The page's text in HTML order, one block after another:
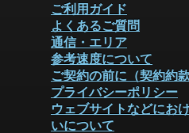
ご利用ガイド
よくあるご質問
通信・エリア
参考速度について
ご契約の前に（契約約
プライバシーポリシー
ウェブサイトなどにお
いについて